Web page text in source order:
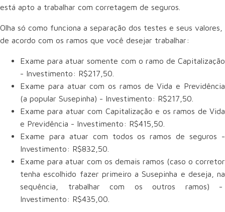
está apto a trabalhar com corretagem de seguros.
Olha só como funciona a separação dos testes e seus valores,
de acordo com os ramos que você desejar trabalhar:
Exame para atuar somente com o ramo de Capitalização
- Investimento: R$217,50.
Exame para atuar com os ramos de Vida e Previdência
(a popular Susepinha) - Investimento: R$217,50.
Exame para atuar com Capitalização e os ramos de Vida
e Previdência - Investimento: R$415,50.
Exame para atuar com todos os ramos de seguros -
Investimento: R$832,50.
Exame para atuar com os demais ramos (caso o corretor
tenha escolhido fazer primeiro a Susepinha e deseja, na
sequência, trabalhar com os outros ramos) -
Investimento: R$435,00.